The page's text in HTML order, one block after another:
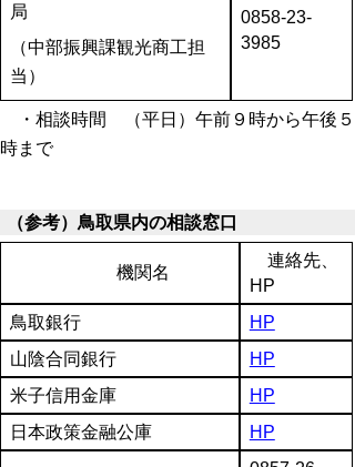
局
（中部振興課観光商工担
当）
0858-23-
3985
・相談時間 （平日）午前９時から午後５
時まで
（参考）鳥取県内の相談窓口
機関名
連絡先、
HP
鳥取銀行
HP
山陰合同銀行
HP
米子信用金庫
HP
日本政策金融公庫
HP